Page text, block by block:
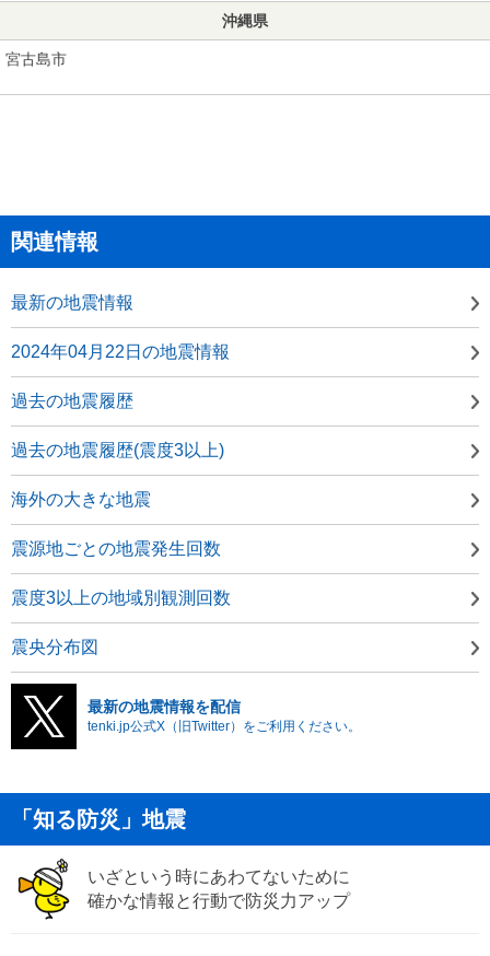
沖縄県
宮古島市
関連情報
最新の地震情報
2024年04月22日の地震情報
過去の地震履歴
過去の地震履歴(震度3以上)
海外の大きな地震
震源地ごとの地震発生回数
震度3以上の地域別観測回数
震央分布図
最新の地震情報を配信
tenki.jp公式X（旧Twitter）をご利用ください。
「知る防災」地震
いざという時にあわてないために
確かな情報と行動で防災力アップ